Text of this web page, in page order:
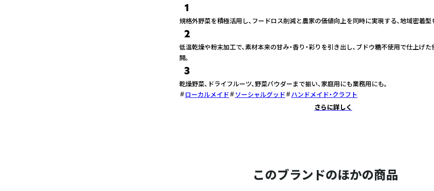
1
規格外野菜を積極活用し、フードロス削減と農家の価値向上を同時に実現する、地域密着型
2
低温乾燥や粉末加工で、素材本来の甘み・香り・彩りを引き出し、ブドウ糖不使用で仕上げ
開。
3
乾燥野菜、ドライフルーツ、野菜パウダーまで揃い、家庭用にも業務用にも。
ローカルメイド
ソーシャルグッド
ハンドメイド・クラフト
さらに詳しく
このブランドのほかの商品